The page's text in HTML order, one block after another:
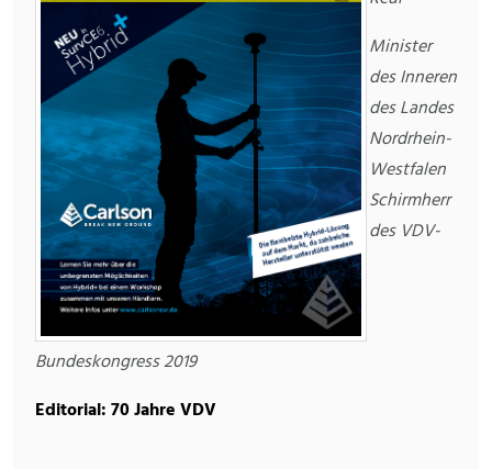
Minister
des Inneren
des Landes
Nordrhein-
Westfalen
Schirmherr
des VDV-
Bundeskongress 2019
Editorial: 70 Jahre VDV